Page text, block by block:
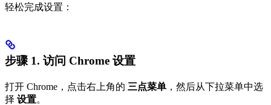
轻松完成设置：
步骤 1. 访问 Chrome 设置
打开 Chrome，点击右上角的 三点菜单 ，然后从下拉菜单中选
择 设置。